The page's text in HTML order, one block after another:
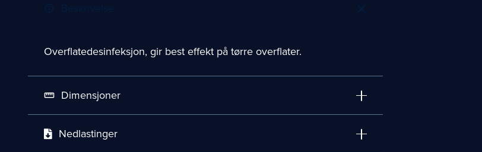
info_outline Beskrivelse
Overflatedesinfeksjon, gir best effekt på tørre overflater.
straighten Dimensjoner
Nedlastinger